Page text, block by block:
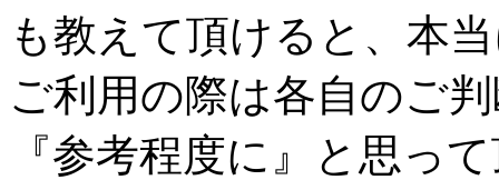
も教えて頂けると、本
ご利用の際は各自のご
『参考程度に』と思っ